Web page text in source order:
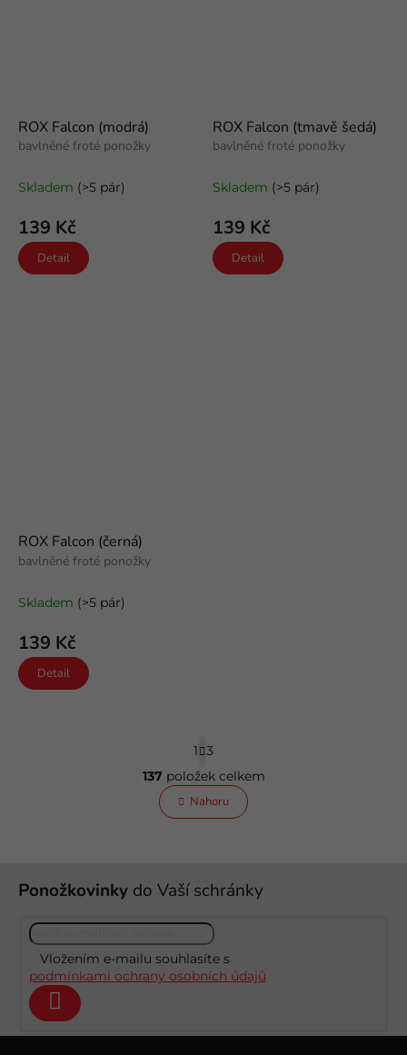
ROX Falcon (modrá)
bavlněné froté ponožky
Skladem (>5 pár)
139 Kč
Detail
ROX Falcon (tmavě šedá)
bavlněné froté ponožky
Skladem (>5 pár)
139 Kč
Detail
ROX Falcon (černá)
bavlněné froté ponožky
Skladem (>5 pár)
139 Kč
Detail
O
v
l
c
p
r
v
k
p
S
t
r
á
n
k
í
1 3
137 položek celkem
Nahoru
Ponožkovinky do Vaší schránky
Vložením e-mailu souhlasíte s
podmínkami ochrany osobních údajů
Přihlásit